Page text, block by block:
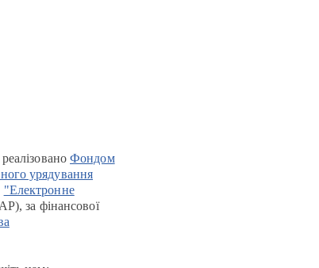
Фондом
урядування
"Електронне
за фінансової